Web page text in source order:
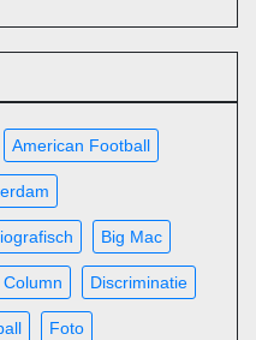
American Football
Big Mac
Column Discriminatie
Foto